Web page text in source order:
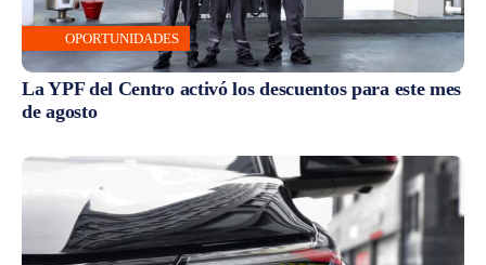
OPORTUNIDADES
La YPF del Centro activó los descuentos para este mes
de agosto